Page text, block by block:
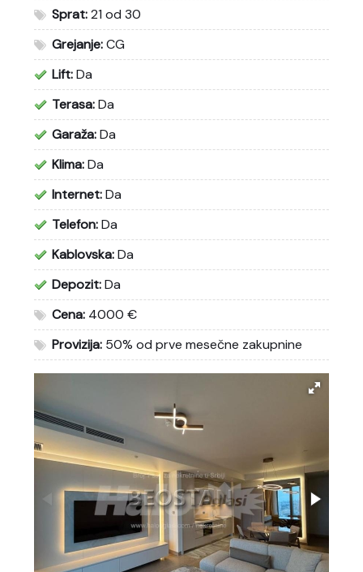
Sprat:21 od 30
Grejanje:CG
Lift:Da
Terasa:Da
Garaža:Da
Klima:Da
Internet:Da
Telefon:Da
Kablovska:Da
Depozit:Da
Cena: 4000 €
Provizija: 50% od prve mesečne zakupnine